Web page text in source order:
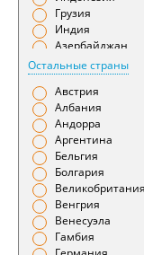
Гянджа
Даламан
Душанбе
Иваново
Ижевск
Измир
Иркутск
Йошкар-Ола
Калининград
Калуга
Камчатка
Караганда
Кемерово
Киров
Краснодар
Грузия
Индия
Азербайджан
Бахрейн
Беларусь
Армения
Остальные страны
Австрия
Албания
Андорра
Аргентина
Бельгия
Болгария
Великобритания
Венгрия
Венесуэла
Гамбия